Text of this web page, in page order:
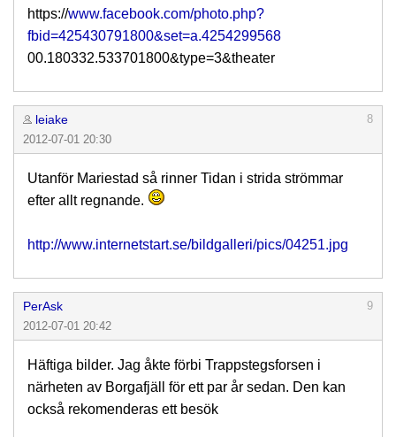
https://www.facebook.com/photo.php?
fbid=425430791800&set=a.4254299568
00.180332.533701800&type=3&theater
leiake
8
2012-07-01 20:30
Utanför Mariestad så rinner Tidan i strida strömmar
efter allt regnande.
http://www.internetstart.se/bildgalleri/pics/04251.jpg
PerAsk
9
2012-07-01 20:42
Häftiga bilder. Jag åkte förbi Trappstegsforsen i
närheten av Borgafjäll för ett par år sedan. Den kan
också rekomenderas ett besök